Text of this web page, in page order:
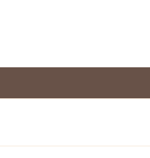
O nás